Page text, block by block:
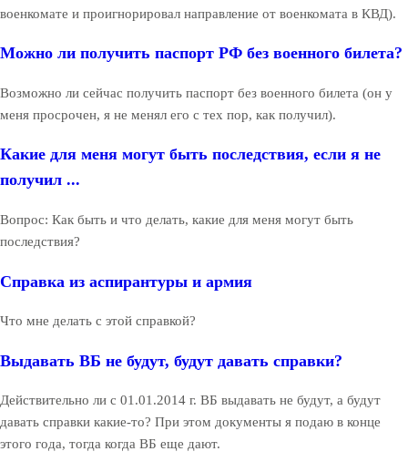
военкомате и проигнорировал направление от военкомата в КВД).
Можно ли получить паспорт РФ без военного билета?
Возможно ли сейчас получить паспорт без военного билета (он у
меня просрочен, я не менял его с тех пор, как получил).
Какие для меня могут быть последствия, если я не
получил ...
Вопрос: Как быть и что делать, какие для меня могут быть
последствия?
Справка из аспирантуры и армия
Что мне делать с этой справкой?
Выдавать ВБ не будут, будут давать справки?
Действительно ли с 01.01.2014 г. ВБ выдавать не будут, а будут
давать справки какие-то? При этом документы я подаю в конце
этого года, тогда когда ВБ еще дают.